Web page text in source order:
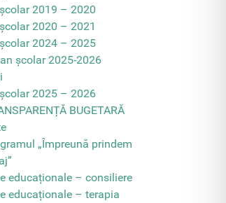
2019 – 2020
2020 – 2021
2024 – 2025
școlar 2025-2026
2025 – 2026
BUGETARĂ
„Împreună prindem
educaționale – consiliere
educaționale – terapia